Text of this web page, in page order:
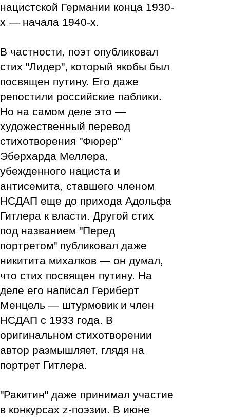
нацистской Германии конца 1930-
х — начала 1940-х.
В частности, поэт опубликовал
стих "Лидер", который якобы был
посвящен путину. Его даже
репостили российские паблики.
Но на самом деле это —
художественный перевод
стихотворения "Фюрер"
Эберхарда Меллера,
убежденного нациста и
антисемита, ставшего членом
НСДАП еще до прихода Адольфа
Гитлера к власти. Другой стих
под названием "Перед
портретом" публиковал даже
никитита михалков — он думал,
что стих посвящен путину. На
деле его написал Гериберт
Менцель — штурмовик и член
НСДАП с 1933 года. В
оригинальном стихотворении
автор размышляет, глядя на
портрет Гитлера.
"Ракитин" даже принимал участие
в конкурсах z-поэзии. В июне